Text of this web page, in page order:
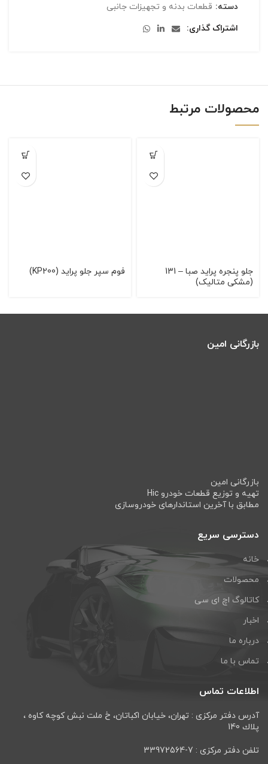
دسته: قطعات بدنه و تجهیزات جانبی
اشتراک گذاری
محصولات مرتبط
جلو پنجره پراید صبا – 131
(مشکی متالیک)
فوم سپر جلو پراید (KP200)
بازرگانی امین
بازرگانی امین
تهیه و توزیع قطعات خودرو Hic
مطابق با آخرین استاندارهای خودروسازی
دسترسی سریع
خانه
محصولات
کاتالوگ اچ ای سی
اخبار
درباره ما
تماس با ما
اطلاعات تماس
آدرس دفتر مرکزی : تهران، خيابان اكباتان، خ ملت نبش كوچه كاوه ،
پلاك 140
تلفن دفتر مرکزی : 7-33972564